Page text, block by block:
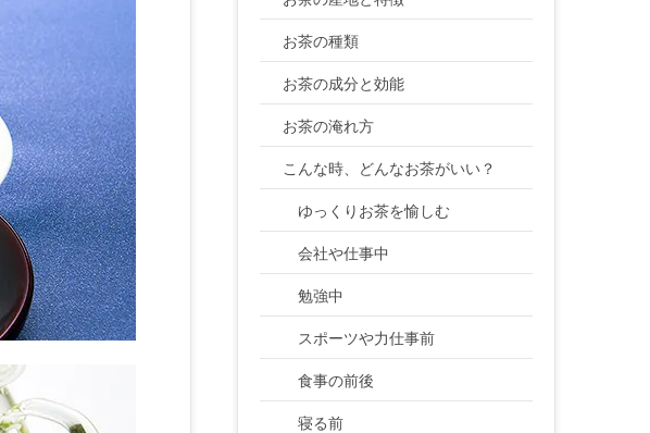
お茶の種類
お茶の成分と効能
お茶の淹れ方
こんな時、どんなお茶がいい？
ゆっくりお茶を愉しむ
会社や仕事中
勉強中
スポーツや力仕事前
食事の前後
寝る前